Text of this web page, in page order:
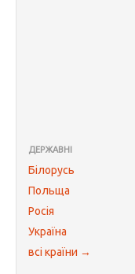
ДЕРЖАВНІ
Білорусь
Польща
Росія
Україна
всі країни →